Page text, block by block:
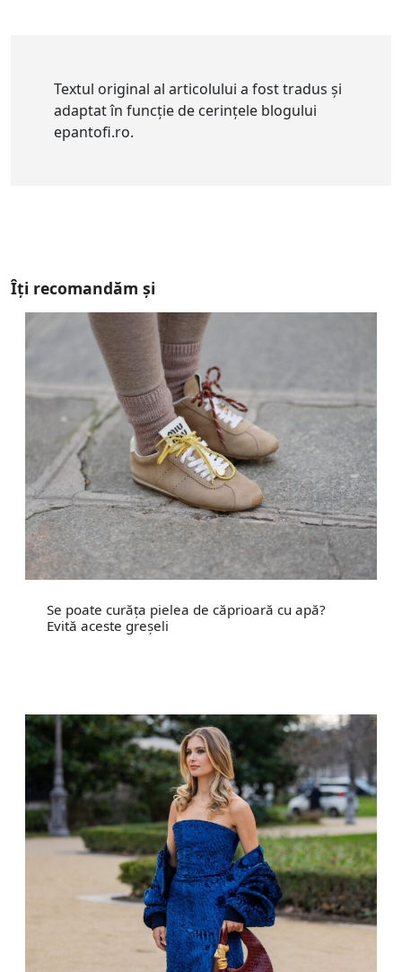
Textul original al articolului a fost tradus și
adaptat în funcție de cerințele blogului
epantofi.ro.
Îți recomandăm și
Se poate curăța pielea de căprioară cu apă?
Evită aceste greșeli